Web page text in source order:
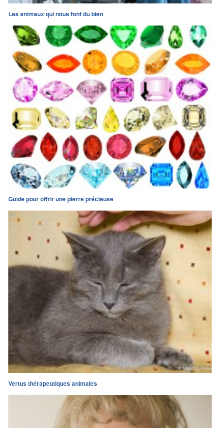
Les animaux qui nous font du bien
Guide pour offrir une pierre précieuse
Vertus thérapeutiques animales